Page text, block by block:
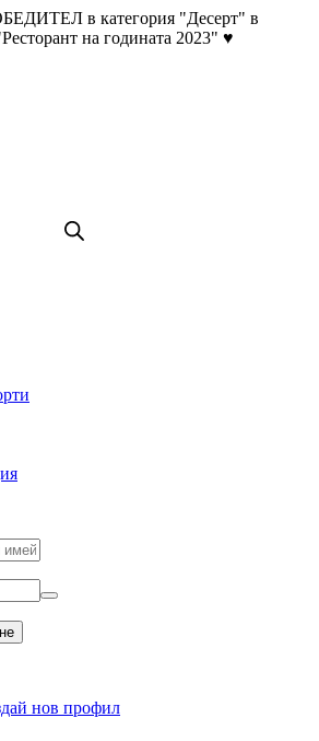
в категория "Десерт" в
на годината 2023" ♥
нов профил